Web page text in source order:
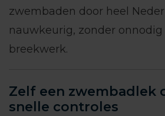
zwembaden door heel
nauwkeurig, zonder
breekwerk.
Zelf een zwembadlek
snelle controles